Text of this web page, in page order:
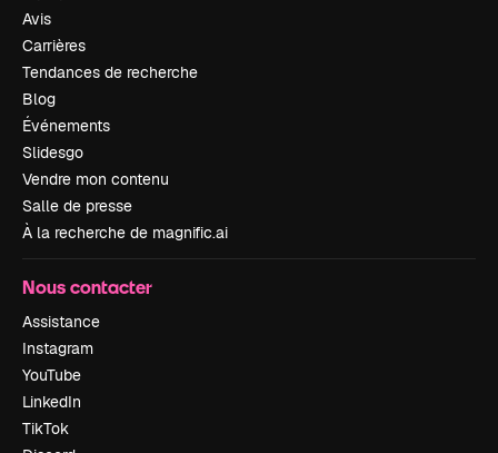
Avis
Carrières
Tendances de recherche
Blog
Événements
Slidesgo
Vendre mon contenu
Salle de presse
À la recherche de magnific.ai
Nous contacter
Assistance
Instagram
YouTube
LinkedIn
TikTok